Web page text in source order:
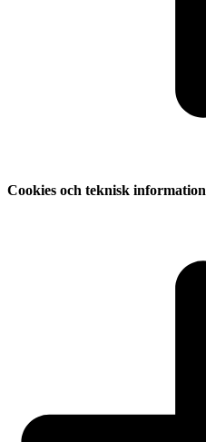
Cookies och teknisk information